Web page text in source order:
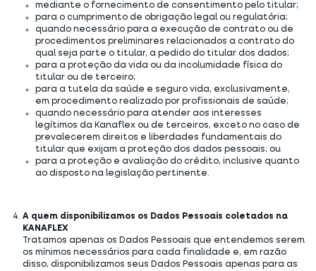
mediante o fornecimento de consentimento pelo titular;
para o cumprimento de obrigação legal ou regulatória;
quando necessário para a execução de contrato ou de
procedimentos preliminares relacionados a contrato do
qual seja parte o titular, a pedido do titular dos dados;
para a proteção da vida ou da incolumidade física do
titular ou de terceiro;
para a tutela da saúde e seguro vida, exclusivamente,
em procedimento realizado por profissionais de saúde;
quando necessário para atender aos interesses
legítimos da Kanaflex ou de terceiros, exceto no caso de
prevalecerem direitos e liberdades fundamentais do
titular que exijam a proteção dos dados pessoais; ou
para a proteção e avaliação do crédito, inclusive quanto
ao disposto na legislação pertinente.
A quem disponibilizamos os Dados Pessoais coletados na
KANAFLEX
Tratamos apenas os Dados Pessoais que entendemos serem
os mínimos necessários para cada finalidade e, em razão
disso, disponibilizamos seus Dados Pessoais apenas para as